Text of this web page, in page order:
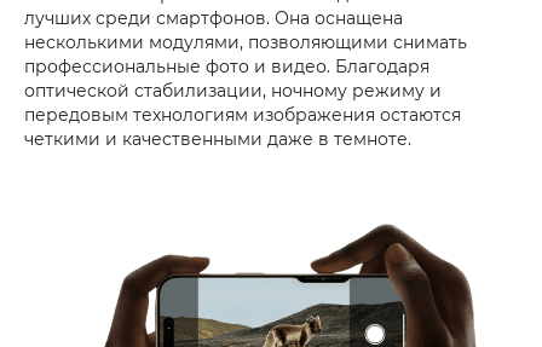
лучших среди смартфонов. Она оснащена
несколькими модулями, позволяющими снимать
профессиональные фото и видео. Благодаря
оптической стабилизации, ночному режиму и
передовым технологиям изображения остаются
четкими и качественными даже в темноте.